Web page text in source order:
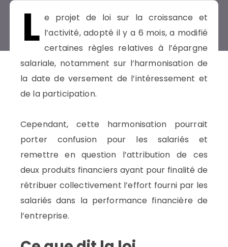
L e projet de loi sur la croissance et
l’activité, adopté il y a 6 mois, a modifié
certaines règles relatives à l’épargne
salariale, notamment sur l’harmonisation de
la date de versement de l’intéressement et
de la participation.
Cependant, cette harmonisation pourrait
porter confusion pour les salariés et
remettre en question l’attribution de ces
deux produits financiers ayant pour finalité de
rétribuer collectivement l’effort fourni par les
salariés dans la performance financière de
l’entreprise.